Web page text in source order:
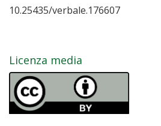
10.25435/verbale.176607
Licenza media